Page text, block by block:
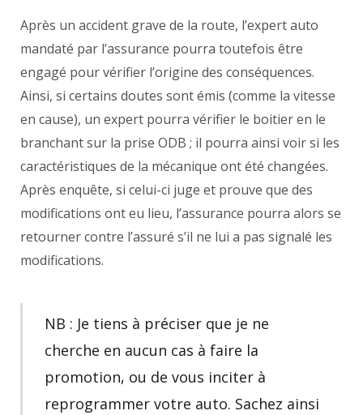
Après un accident grave de la route, l’expert auto
mandaté par l’assurance pourra toutefois être
engagé pour vérifier l’origine des conséquences.
Ainsi, si certains doutes sont émis (comme la vitesse
en cause), un expert pourra vérifier le boitier en le
branchant sur la prise ODB ; il pourra ainsi voir si les
caractéristiques de la mécanique ont été changées.
Après enquête, si celui-ci juge et prouve que des
modifications ont eu lieu, l’assurance pourra alors se
retourner contre l’assuré s’il ne lui a pas signalé les
modifications.
NB : Je tiens à préciser que je ne
cherche en aucun cas à faire la
promotion, ou de vous inciter à
reprogrammer votre auto. Sachez ainsi